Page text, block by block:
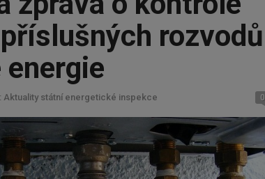
rozvodů
Aktuality státní energetické inspekce 0